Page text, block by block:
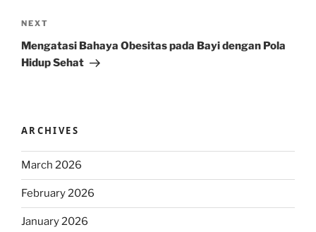
Next
Post
NEXT
Mengatasi Bahaya Obesitas pada Bayi dengan Pola
Hidup Sehat
ARCHIVES
March 2026
February 2026
January 2026